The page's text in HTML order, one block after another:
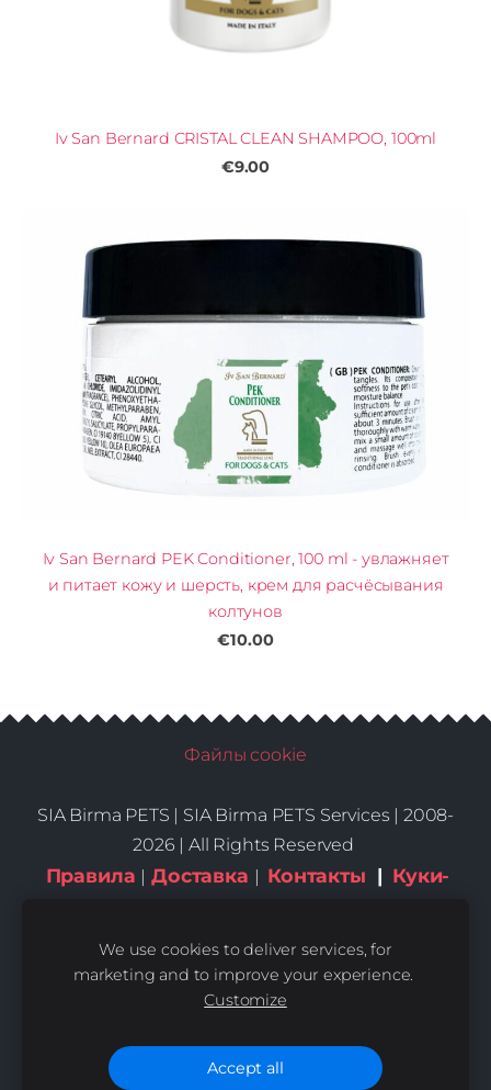
Iv San Bernard CRISTAL CLEAN SHAMPOO, 100ml
€9.00
Iv San Bernard PEK Conditioner, 100 ml - увлажняет
и питает кожу и шерсть, крем для расчёсывания
колтунов
€10.00
Файлы cookie
SIA Birma PETS | SIA Birma PETS Services | 2008-
2026 | All Rights Reserved
Правила | Доставка | Контакты | Куки-
We use cookies to deliver services, for
marketing and to improve your experience.
Customize
Accept all